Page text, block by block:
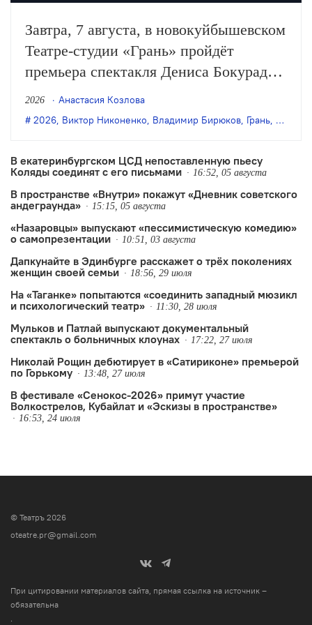
Завтра, 7 августа, в новокуйбышевском
Театре-студии «Грань» пройдёт
премьера спектакля Дениса Бокурадзе
«Жили-были» по пьесе Владимира
Бирюкова.
2026
Анастасия Козлова
2026, Виктор Никоненко, Владимир Бирюков, Грань, Денис
В екатеринбургском ЦСД непоставленную пьесу
Коляды соединят с его письмами
16:52, 05 августа
В пространстве «Внутри» покажут «Дневник советского
андеграунда»
15:15, 05 августа
«Назаровцы» выпускают «пессимистическую комедию»
о самопрезентации
10:51, 03 августа
Дапкунайте в Эдинбурге расскажет о трёх поколениях
женщин своей семьи
18:56, 29 июля
На «Таганке» попытаются «соединить западный мюзикл
и психологический театр»
11:30, 28 июля
Мульков и Патлай выпускают документальный
спектакль о больничных клоунах
17:22, 27 июля
Николай Рощин дебютирует в «Сатириконе» премьерой
по Горькому
13:48, 27 июля
В фестивале «Сенокос-2026» примут участие
Волкострелов, Кубайлат и «Эскизы в пространстве»
16:53, 24 июля
© Театръ 2026
oteatre.pr@gmail.com
При цитировании материалов сайта, прямая ссылка на источник –
обязательна
.